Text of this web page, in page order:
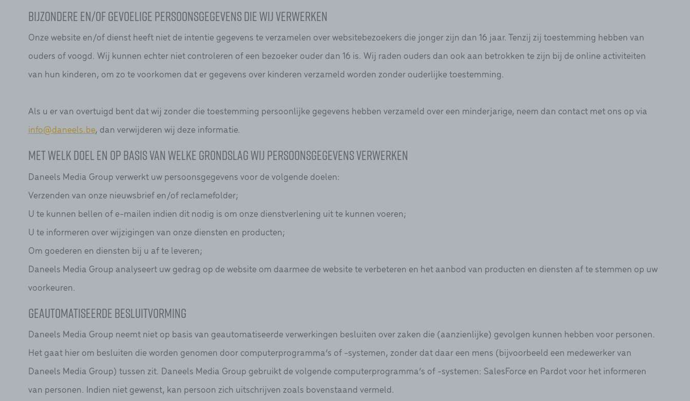
Bijzondere en/of gevoelige persoonsgegevens die wij verwerken
Onze website en/of dienst heeft niet de intentie gegevens te verzamelen over websitebezoekers die jonger zijn dan 16 jaar. Tenzij zij toestemming hebben van
ouders of voogd. Wij kunnen echter niet controleren of een bezoeker ouder dan 16 is. Wij raden ouders dan ook aan betrokken te zijn bij de online activiteiten
van hun kinderen, om zo te voorkomen dat er gegevens over kinderen verzameld worden zonder ouderlijke toestemming.
Als u er van overtuigd bent dat wij zonder die toestemming persoonlijke gegevens hebben verzameld over een minderjarige, neem dan contact met ons op via
info@daneels.be, dan verwijderen wij deze informatie.
Met welk doel en op basis van welke grondslag wij persoonsgegevens verwerken
Daneels Media Group verwerkt uw persoonsgegevens voor de volgende doelen:
Verzenden van onze nieuwsbrief en/of reclamefolder;
U te kunnen bellen of e-mailen indien dit nodig is om onze dienstverlening uit te kunnen voeren;
U te informeren over wijzigingen van onze diensten en producten;
Om goederen en diensten bij u af te leveren;
Daneels Media Group analyseert uw gedrag op de website om daarmee de website te verbeteren en het aanbod van producten en diensten af te stemmen op uw
voorkeuren.
Geautomatiseerde besluitvorming
Daneels Media Group neemt niet op basis van geautomatiseerde verwerkingen besluiten over zaken die (aanzienlijke) gevolgen kunnen hebben voor personen.
Het gaat hier om besluiten die worden genomen door computerprogramma’s of -systemen, zonder dat daar een mens (bijvoorbeeld een medewerker van
Daneels Media Group) tussen zit. Daneels Media Group gebruikt de volgende computerprogramma’s of -systemen: SalesForce en Pardot voor het informeren
van personen. Indien niet gewenst, kan persoon zich uitschrijven zoals bovenstaand vermeld.